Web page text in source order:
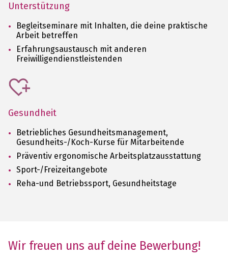
Unterstützung
Begleitseminare mit Inhalten, die deine praktische
Arbeit betreffen
Erfahrungsaustausch mit anderen
Freiwilligendienstleistenden
Gesundheit
Betriebliches Gesundheitsmanagement,
Gesundheits-/Koch-Kurse für Mitarbeitende
Präventiv ergonomische Arbeitsplatzausstattung
Sport-/Freizeitangebote
Reha-und Betriebssport, Gesundheitstage
Wir freuen uns auf deine Bewerbung!